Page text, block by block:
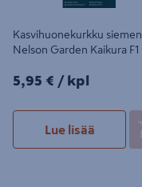
Kasvihuonekurkku siemen
Nelson Garden Kaikura F1
5,95€/kpl
5,95 € / kpl
Lue lisää